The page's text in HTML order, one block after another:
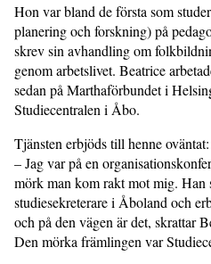
Hon var bland de första som
planering och forskning) på
skrev sin avhandling om
genom arbetslivet. Beatrice
sedan på Marthaförbundet i
Studiecentralen i Åbo.
Tjänsten erbjöds till henne oväntat:
– Jag var på en
mörk man kom rakt mot mig. Han
studiesekreterare i Åboland och
och på den vägen är det, skrattar
Den mörka främlingen var